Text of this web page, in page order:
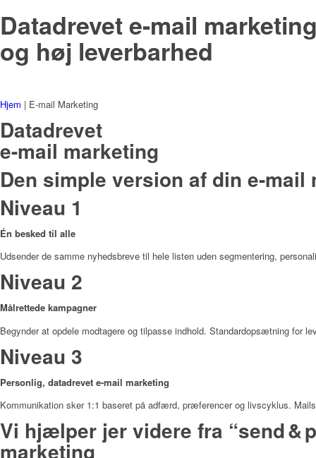
Datadrevet e-mail
og høj leverbarhed
Hjem | E-mail Marketing
Datadrevet
e-mail marketing
Den simple version af din e-mail
Niveau 1
Én besked til alle
Udsender de samme nyhedsbreve til hele listen uden segmentering,
Niveau 2
Målrettede kampagner
Begynder at opdele modtagere og tilpasse indhold. Standardopsætning for
Niveau 3
Personlig, datadrevet e-mail marketing
Kommunikation sker 1:1 baseret på adfærd, præferencer og livscyklus.
Vi hjælper jer videre fra “send &
marketing